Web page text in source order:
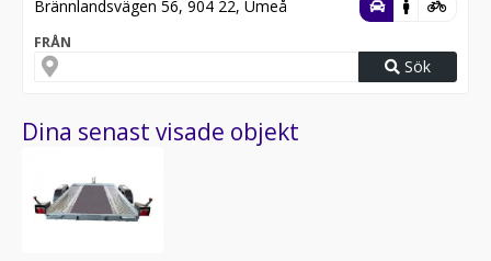
Brännlandsvägen 56, 904 22, Umeå
FRÅN
Sök
Dina senast visade objekt